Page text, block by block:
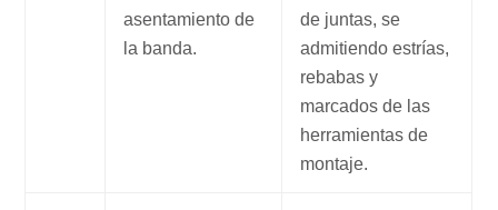
asentamiento de
la banda.
de juntas, se
admitiendo estrías,
rebabas y
marcados de las
herramientas de
montaje.